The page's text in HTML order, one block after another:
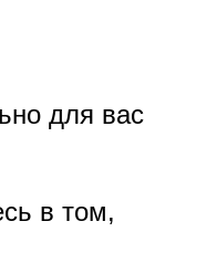
для вас
в том,